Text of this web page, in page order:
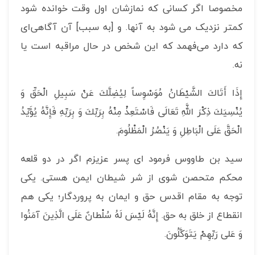
مخصوصا اگر کسانی که نمازشان اول وقت خوانده شود
کمتر نزدیک می شود به آنها. و [به سبب] آن آگاهی‌ای
که دارد می‌فهمد که این شخص در حال مراقبه است یا
نه.
إِذَا أَتَاكَ الشَّيْطَانُ مُوَسْوِساً لِيُضِلَّكَ عَنْ سَبِيلِ الْحَقِّ وَ
يُنْسِيَكَ ذِكْرَ اللَّهِ تَعَالَى فَاسْتَعِذْ مِنْهُ بِرَبِّكَ وَ بِرَبِّهِ فَإِنَّهُ يُؤَيِّدُ
الْحَقَّ عَلَى الْبَاطِلِ وَ يَنْصُرُ الْمَظْلُومَ‏.
سید بن طاووس فرمود ای پسر عزیزم اگر در دو قلعه
محکم متحصن شوی از شر شیطان ایمن هستی. یکی
توجه به مقام اقدس حق و ایمان به پروردگار؛ یکی هم
انقطاع از خلق به حق. ‏إِنَّهُ لَيْسَ لَهُ سُلْطانٌ عَلَى الَّذِينَ آمَنُوا
وَ عَلى‏ رَبِّهِمْ يَتَوَكَّلُونَ.